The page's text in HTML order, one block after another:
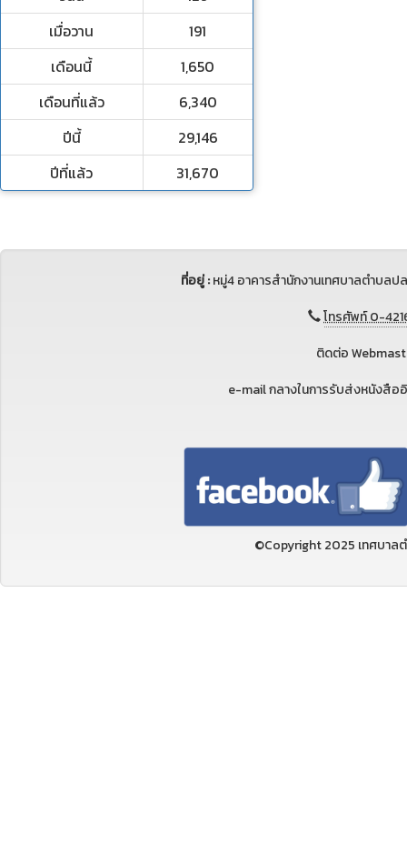
เมื่อวาน
191
เดือนนี้
1,650
เดือนที่แล้ว
6,340
ปีนี้
29,146
ปีที่แล้ว
31,670
ที่อยู่ :หมู่4 อาคารสำนักงานเทศบาลตำบล
โทรศัพท์ 0-
ติดต่อ
e-mail กลางในการรับส่งหนังสื
©Copyright 2025 เทศบาล